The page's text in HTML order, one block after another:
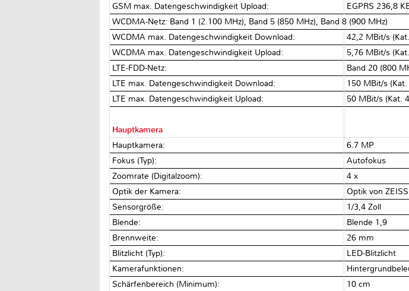
GSM max. Datengeschwindigkeit Upload:
EGPRS 236,8
WCDMA-Netz: Band 1 (2.100 MHz), Band 5 (850 MHz), Band 8 (900 MHz)
WCDMA max. Datengeschwindigkeit Download:
42,2 MBit/s
WCDMA max. Datengeschwindigkeit Upload:
5,76 MBit/s
LTE-FDD-Netz:
Band 20 (800
LTE max. Datengeschwindigkeit Download:
150 MBit/s (Kat.
LTE max. Datengeschwindigkeit Upload:
50 MBit/s (Kat.
Hauptkamera
Hauptkamera:
6.7 MP
Fokus (Typ):
Autofokus
Zoomrate (Digitalzoom):
4 x
Optik der Kamera:
Optik von ZEISS
Sensorgröße:
1/3,4 Zoll
Blende:
Blende 1,9
Brennweite:
26 mm
Blitzlicht (Typ):
LED-Blitzlicht
Kamerafunktionen:
Schärfenbereich (Minimum):
10 cm